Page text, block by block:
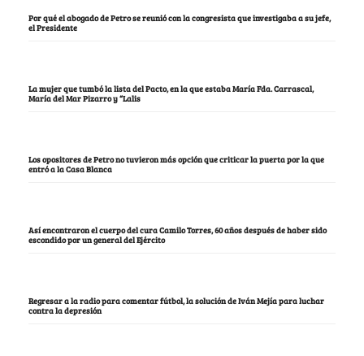
Por qué el abogado de Petro se reunió con la congresista que investigaba a su jefe,
el Presidente
La mujer que tumbó la lista del Pacto, en la que estaba María Fda. Carrascal,
María del Mar Pizarro y “Lalis
Los opositores de Petro no tuvieron más opción que criticar la puerta por la que
entró a la Casa Blanca
Así encontraron el cuerpo del cura Camilo Torres, 60 años después de haber sido
escondido por un general del Ejército
Regresar a la radio para comentar fútbol, la solución de Iván Mejía para luchar
contra la depresión